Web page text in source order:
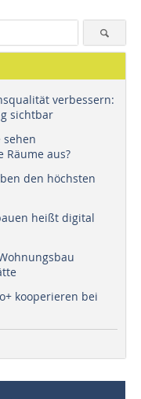
verbessern:
sichtbar
sehen
aus?
den höchsten
heißt digital
kooperieren bei